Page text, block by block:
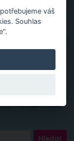
váš
Souhlas